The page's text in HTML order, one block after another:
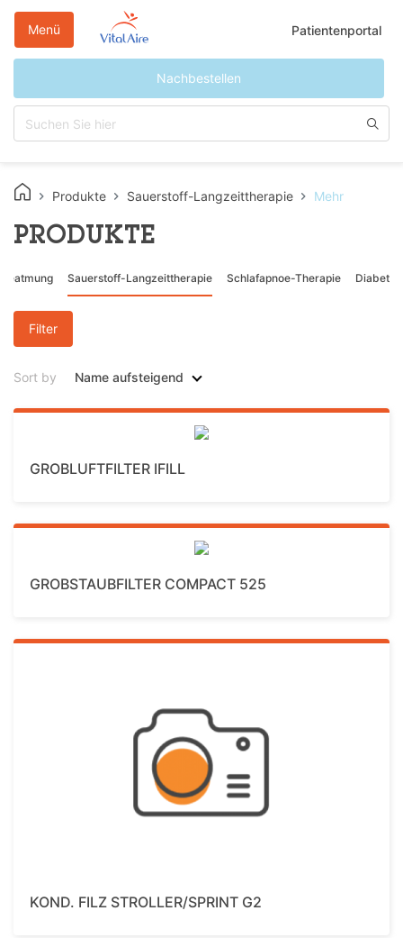
Patientenportal
Nachbestellen
Menü
Produkte Sauerstoff-Langzeittherapie Mehr
PRODUKTE
Sauerstoff-Langzeittherapie Schlafapnoe-Therapie Diabetes
Sort by Name aufsteigend
Mehr Details
GROBLUFTFILTER IFILL
Mehr Details
GROBSTAUBFILTER COMPACT 525
KOND. FILZ STROLLER/SPRINT G2
Filter